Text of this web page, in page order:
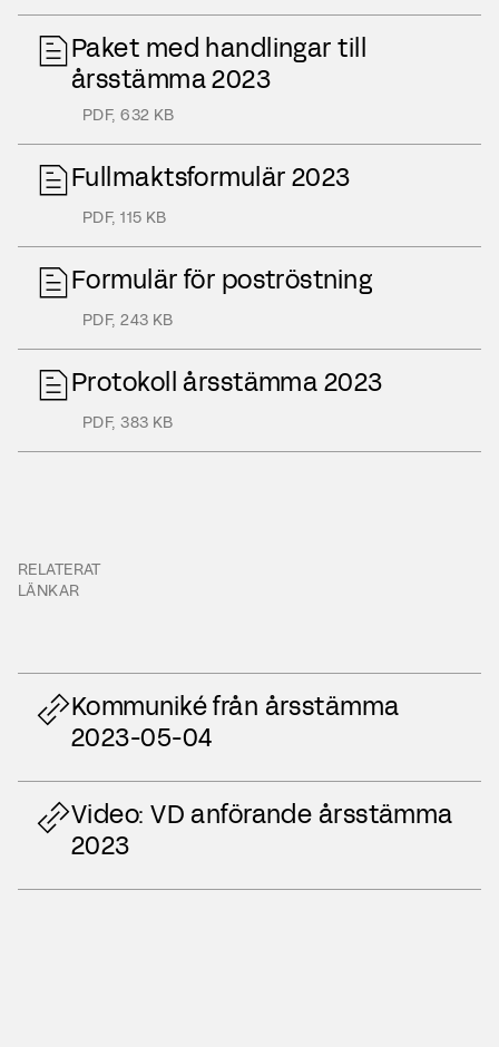
Paket med handlingar till
årsstämma 2023
PDF,632 KB
Fullmaktsformulär 2023
PDF,115 KB
Formulär för poströstning
PDF,243 KB
Protokoll årsstämma 2023
PDF,383 KB
RELATERAT
LÄNKAR
Kommuniké från årsstämma
2023-05-04
Video: VD anförande årsstämma
2023